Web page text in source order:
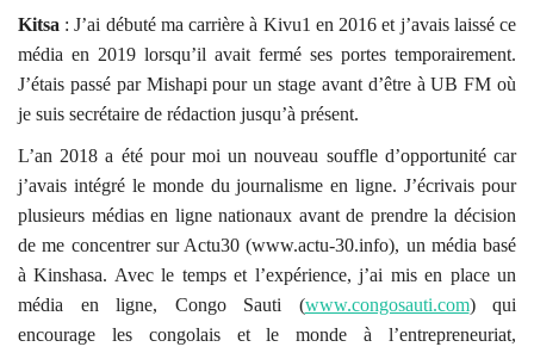
Kitsa : J’ai débuté ma carrière à Kivu1 en 2016 et j’avais laissé ce
média en 2019 lorsqu’il avait fermé ses portes temporairement.
J’étais passé par Mishapi pour un stage avant d’être à UB FM où
je suis secrétaire de rédaction jusqu’à présent.
L’an 2018 a été pour moi un nouveau souffle d’opportunité car
j’avais intégré le monde du journalisme en ligne. J’écrivais pour
plusieurs médias en ligne nationaux avant de prendre la décision
de me concentrer sur Actu30 (www.actu-30.info), un média basé
à Kinshasa. Avec le temps et l’expérience, j’ai mis en place un
média en ligne, Congo Sauti (www.congosauti.com) qui
encourage les congolais et le monde à l’entrepreneuriat,